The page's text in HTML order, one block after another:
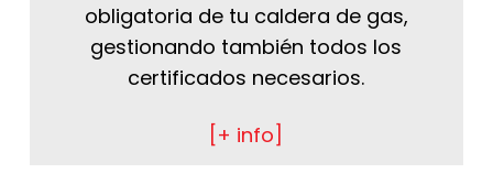
obligatoria de tu caldera de gas,
gestionando también todos los
certificados necesarios.
[+ info]